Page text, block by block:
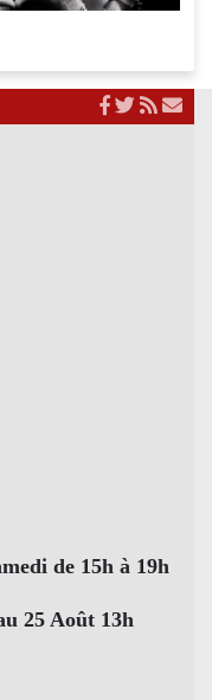
de 15h à 19h
25 Août 13h